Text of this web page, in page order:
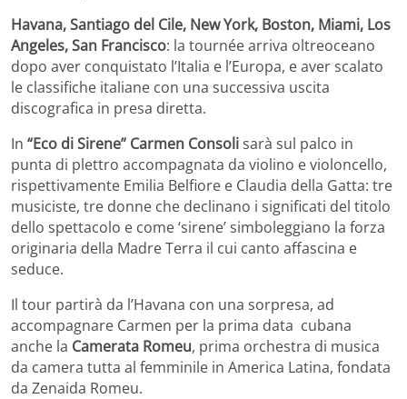
Havana, Santiago del Cile, New York, Boston, Miami, Los
Angeles, San Francisco: la tournée arriva oltreoceano
dopo aver conquistato l’Italia e l’Europa, e aver scalato
le classifiche italiane con una successiva uscita
discografica in presa diretta.
In “Eco di Sirene” Carmen Consolisarà sul palco in
punta di plettro accompagnata da violino e violoncello,
rispettivamente Emilia Belfiore e Claudia della Gatta: tre
musiciste, tre donne che declinano i significati del titolo
dello spettacolo e come ‘sirene’ simboleggiano la forza
originaria della Madre Terra il cui canto affascina e
seduce.
Il tour partirà da l’Havana con una sorpresa, ad
accompagnare Carmen per la prima data cubana
anche la Camerata Romeu, prima orchestra di musica
da camera tutta al femminile in America Latina, fondata
da Zenaida Romeu.